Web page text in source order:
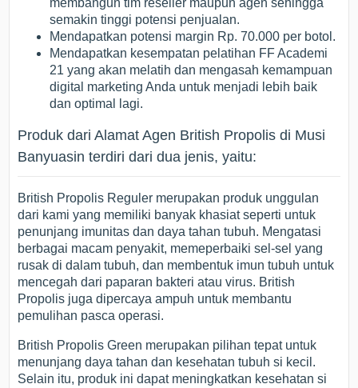
membangun tim reseller maupun agen sehingga
semakin tinggi potensi penjualan.
Mendapatkan potensi margin Rp. 70.000 per botol.
Mendapatkan kesempatan pelatihan FF Academi
21 yang akan melatih dan mengasah kemampuan
digital marketing Anda untuk menjadi lebih baik
dan optimal lagi.
Produk dari Alamat Agen British Propolis di Musi
Banyuasin terdiri dari dua jenis, yaitu:
British Propolis Reguler merupakan produk unggulan
dari kami yang memiliki banyak khasiat seperti untuk
penunjang imunitas dan daya tahan tubuh. Mengatasi
berbagai macam penyakit, memeperbaiki sel-sel yang
rusak di dalam tubuh, dan membentuk imun tubuh untuk
mencegah dari paparan bakteri atau virus. British
Propolis juga dipercaya ampuh untuk membantu
pemulihan pasca operasi.
British Propolis Green merupakan pilihan tepat untuk
menunjang daya tahan dan kesehatan tubuh si kecil.
Selain itu, produk ini dapat meningkatkan kesehatan si